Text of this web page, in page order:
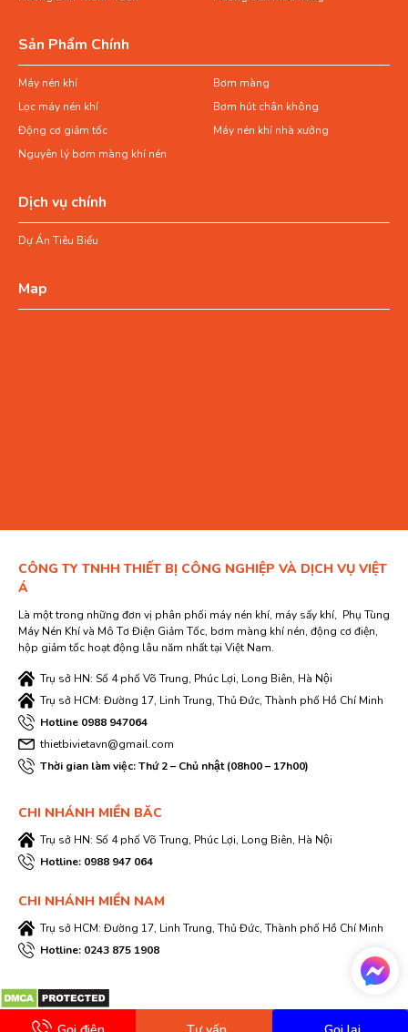
Sản Phẩm Chính
Máy nén khí
Bơm màng
Lọc máy nén khí
Bơm hút chân không
Động cơ giảm tốc
Máy nén khí nhà xưởng
Nguyên lý bơm màng khí nén
Dịch vụ chính
Dự Án Tiêu Biểu
Map
CÔNG TY TNHH THIẾT BỊ CÔNG NGHIỆP VÀ DỊCH VỤ VIỆT
Á
Là một trong những đơn vị phân phối máy nén khí, máy sấy khí, Phụ Tùng
Máy Nén Khí và Mô Tơ Điện Giảm Tốc, bơm màng khí nén, động cơ điện,
hộp giảm tốc hoạt động lâu năm nhất tại Việt Nam.
Trụ sở HN: Số 4 phố Võ Trung, Phúc Lợi, Long Biên, Hà Nội
Trụ sở HCM: Đường 17, Linh Trung, Thủ Đức, Thành phố Hồ Chí Minh
Hotline 0988 947064
thietbivietavn@gmail.com
Thời gian làm việc: Thứ 2 – Chủ nhật (08h00 – 17h00)
CHI NHÁNH MIỀN BĂC
Trụ sở HN: Số 4 phố Võ Trung, Phúc Lợi, Long Biên, Hà Nội
Hotline: 0988 947 064
CHI NHÁNH MIỀN NAM
Trụ sở HCM: Đường 17, Linh Trung, Thủ Đức, Thành phố Hồ Chí Minh
Hotline: 0243 875 1908